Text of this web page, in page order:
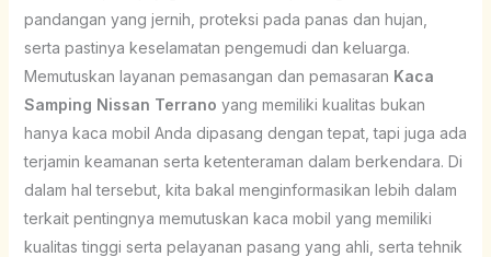
pandangan yang jernih, proteksi pada panas dan hujan,
serta pastinya keselamatan pengemudi dan keluarga.
Memutuskan layanan pemasangan dan pemasaran Kaca
Samping Nissan Terrano yang memiliki kualitas bukan
hanya kaca mobil Anda dipasang dengan tepat, tapi juga ada
terjamin keamanan serta ketenteraman dalam berkendara. Di
dalam hal tersebut, kita bakal menginformasikan lebih dalam
terkait pentingnya memutuskan kaca mobil yang memiliki
kualitas tinggi serta pelayanan pasang yang ahli, serta tehnik